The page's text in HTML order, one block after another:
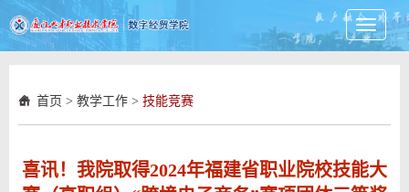
Toggle
首页 > 教学工作 > 技能竞赛
喜讯！我院取得2024年福建省职业院校技能大